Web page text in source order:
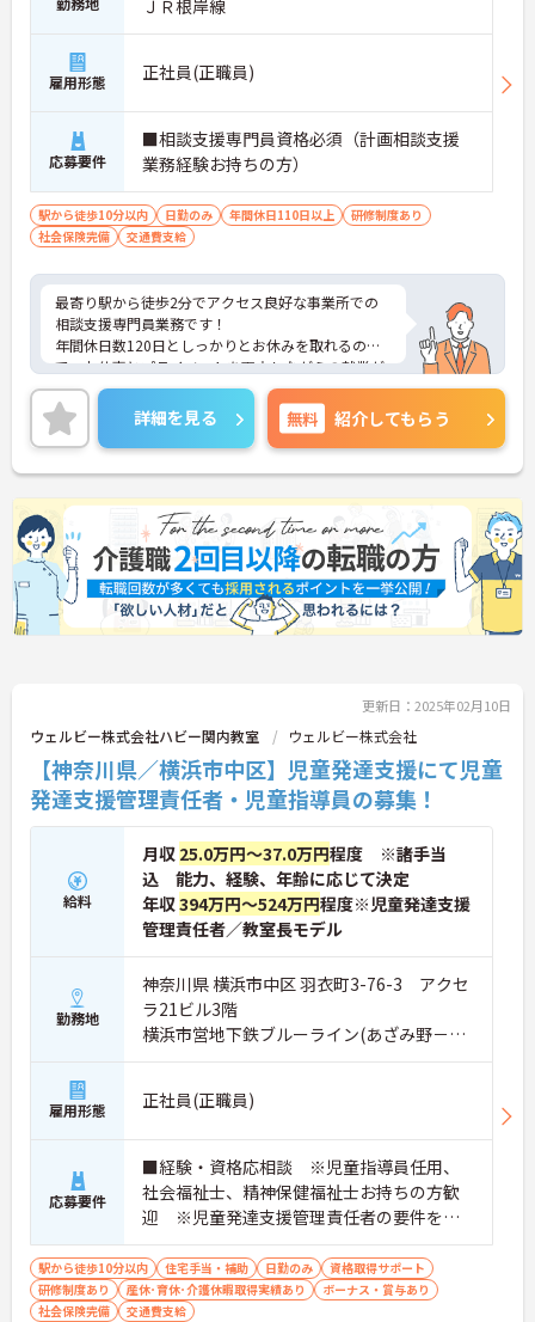
ＪＲ根岸線
雇用形態 正社員(正職員)
応募要件
■相談支援専門員資格必須（計画相談支援
業務経験お持ちの方）
駅から徒歩10分以内 日勤のみ 年間休日110日以上
研修制度あり
社会保険完備
交通費支給
最寄り駅から徒歩2分でアクセス良好な事業所での
相談支援専門員業務です！
年間休日数120日としっかりとお休みを取れるの
で、お仕事とプライベートを両立しながらの就業が
可能です。
ご興味ある方には、面接のポイントなど、さらに詳
細をお話致しますのでお気軽にご相談ください。
詳細を見る 無料 紹介してもらう
更新日：2025年02月10日
ウェルビー株式会社ハビー関内教室 ウェルビー株式会社
【神奈川県／横浜市中区】児童発達支援にて児童
発達支援管理責任者・児童指導員の募集！
給料
月収 25.0万円～37.0万円程度 ※諸手当
込 能力、経験、年齢に応じて決定
年収394万円～524万円程度※児童発達支援
管理責任者／教室長モデル
勤務地
神奈川県 横浜市中区 羽衣町3-76-3 アクセ
ラ21ビル3階
横浜市営地下鉄ブルーライン(あざみ野－湘
南台)「伊勢佐木長者町駅」徒歩4分
雇用形態 正社員(正職員)
応募要件
■経験・資格応相談 ※児童指導員任用、
社会福祉士、精神保健福祉士お持ちの方歓
迎 ※児童発達支援管理責任者の要件を満
たす方（研修受講済の方）・保育・教育・
福祉業界の経験がある方・相談支援・直接
支援の経験がある方歓迎
駅から徒歩10分以内 住宅手当・補助 日勤のみ
資格取得サポート
研修制度あり
産休･育休･介護休暇取得実績あり
ボーナス・賞与あり
社会保険完備
交通費支給